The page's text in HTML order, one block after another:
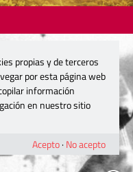
propias y de terceros
por esta página web
información
en nuestro sitio
Acepto· No acepto